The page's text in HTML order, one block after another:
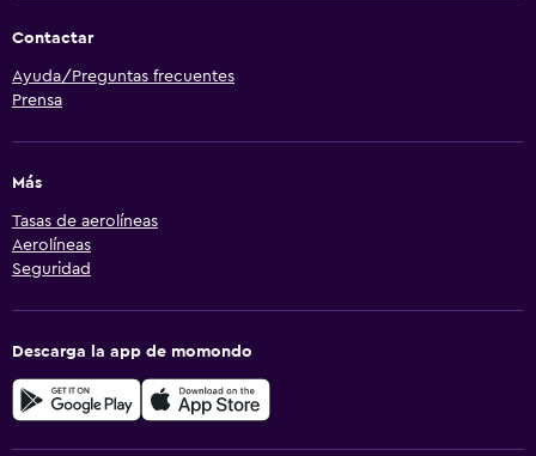
Contactar
Ayuda/Preguntas frecuentes
Prensa
Más
Tasas de aerolíneas
Aerolíneas
Seguridad
Descarga la app de momondo